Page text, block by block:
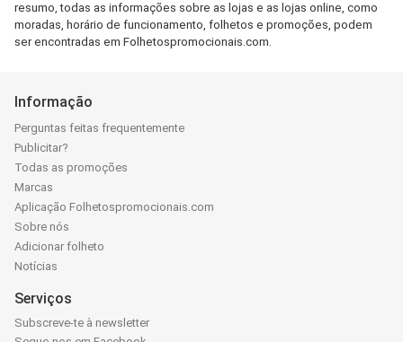
resumo, todas as informações sobre as lojas e as lojas online, como
moradas, horário de funcionamento, folhetos e promoções, podem
ser encontradas em Folhetospromocionais.com.
Informação
Perguntas feitas frequentemente
Publicitar?
Todas as promoções
Marcas
Aplicação Folhetospromocionais.com
Sobre nós
Adicionar folheto
Notícias
Serviços
Subscreve-te à newsletter